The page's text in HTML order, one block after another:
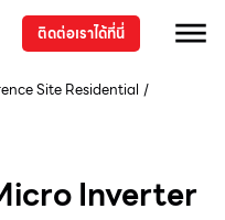
ติดต่อเราได้ที่นี่
SiteResidential /
Inverter